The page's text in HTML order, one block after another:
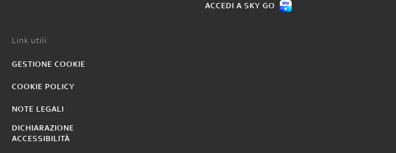
ACCEDI A SKY GO
Link utili:
GESTIONE COOKIE
COOKIE POLICY
NOTE LEGALI
DICHIARAZIONE
ACCESSIBILITÀ